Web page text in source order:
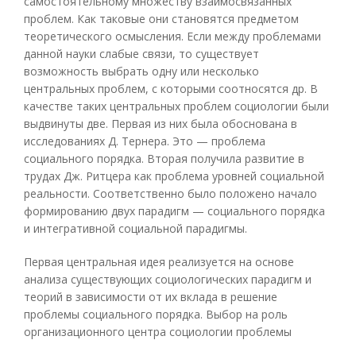
проблем. Как таковые они становятся предметом
теоретического осмысления. Если между проблемами
данной науки слабые связи, то существует
возможность выбрать одну или несколько
центральных проблем, с которыми соотносятся др. В
качестве таких центральных проблем социологии были
выдвинуты две. Первая из них была обоснована в
исследованиях Д. Тернера. Это — проблема
социального порядка. Вторая получила развитие в
трудах Дж. Ритцера как проблема уровней социальной
реальности. Соответственно было положено начало
формированию двух парадигм — социального порядка
и интегративной социальной парадигмы.
Первая центральная идея реализуется на основе
анализа существующих социологических парадигм и
теорий в зависимости от их вклада в решение
проблемы социального порядка. Выбор на роль
организационного центра социологии проблемы